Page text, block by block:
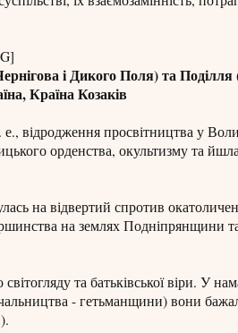
і Дикого Поля) та
Країна Козаків
відродження просвітництва у
орденства, окультизму та
на відвертий спротив
на землях
та батьківської віри. У
- гетьманщини) вони